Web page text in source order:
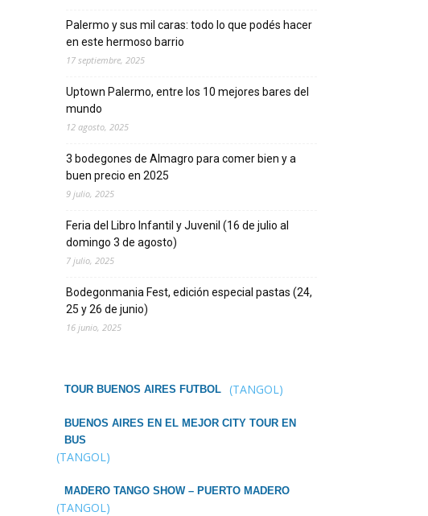
Palermo y sus mil caras: todo lo que podés hacer
en este hermoso barrio
17 septiembre, 2025
Uptown Palermo, entre los 10 mejores bares del
mundo
12 agosto, 2025
3 bodegones de Almagro para comer bien y a
buen precio en 2025
9 julio, 2025
Feria del Libro Infantil y Juvenil (16 de julio al
domingo 3 de agosto)
7 julio, 2025
Bodegonmania Fest, edición especial pastas (24,
25 y 26 de junio)
16 junio, 2025
TOUR BUENOS AIRES FUTBOL (TANGOL)
BUENOS AIRES EN EL MEJOR CITY TOUR EN
BUS
(TANGOL)
MADERO TANGO SHOW – PUERTO MADERO
(TANGOL)